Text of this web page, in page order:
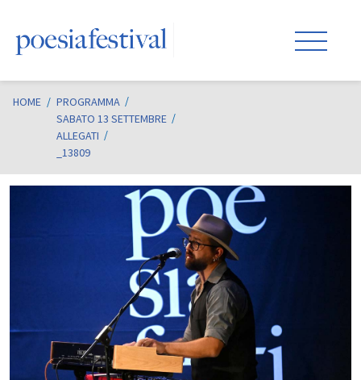
HOME / PROGRAMMA
SABATO 13 SETTEMBRE
ALLEGATI
_13809